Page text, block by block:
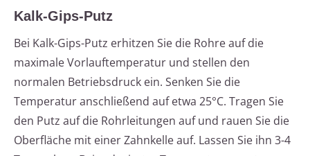
Kalk-Gips-Putz
Bei Kalk-Gips-Putz erhitzen Sie die Rohre auf die
maximale Vorlauftemperatur und stellen den
normalen Betriebsdruck ein. Senken Sie die
Temperatur anschließend auf etwa 25°C. Tragen Sie
den Putz auf die Rohrleitungen auf und rauen Sie die
Oberfläche mit einer Zahnkelle auf. Lassen Sie ihn 3-4